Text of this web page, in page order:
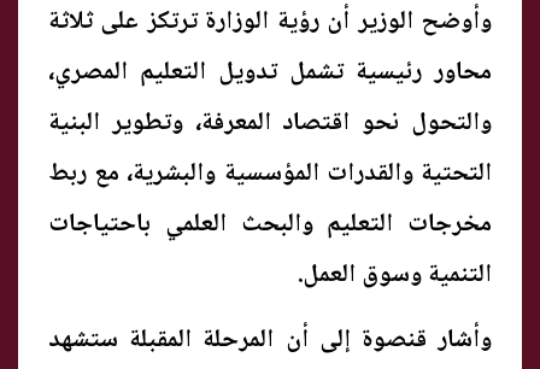
وأوضح الوزير أن رؤية الوزارة ترتكز على ثلاثة
محاور رئيسية تشمل تدويل التعليم المصري،
والتحول نحو اقتصاد المعرفة، وتطوير البنية
التحتية والقدرات المؤسسية والبشرية، مع ربط
مخرجات التعليم والبحث العلمي باحتياجات
التنمية وسوق العمل.
وأشار قنصوة إلى أن المرحلة المقبلة ستشهد